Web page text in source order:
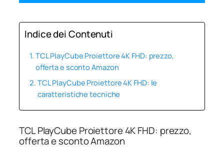
Indice dei Contenuti
TCL PlayCube Proiettore 4K FHD: prezzo,
offerta e sconto Amazon
TCL PlayCube Proiettore 4K FHD: le
caratteristiche tecniche
TCL PlayCube Proiettore 4K FHD: prezzo,
offerta e sconto Amazon